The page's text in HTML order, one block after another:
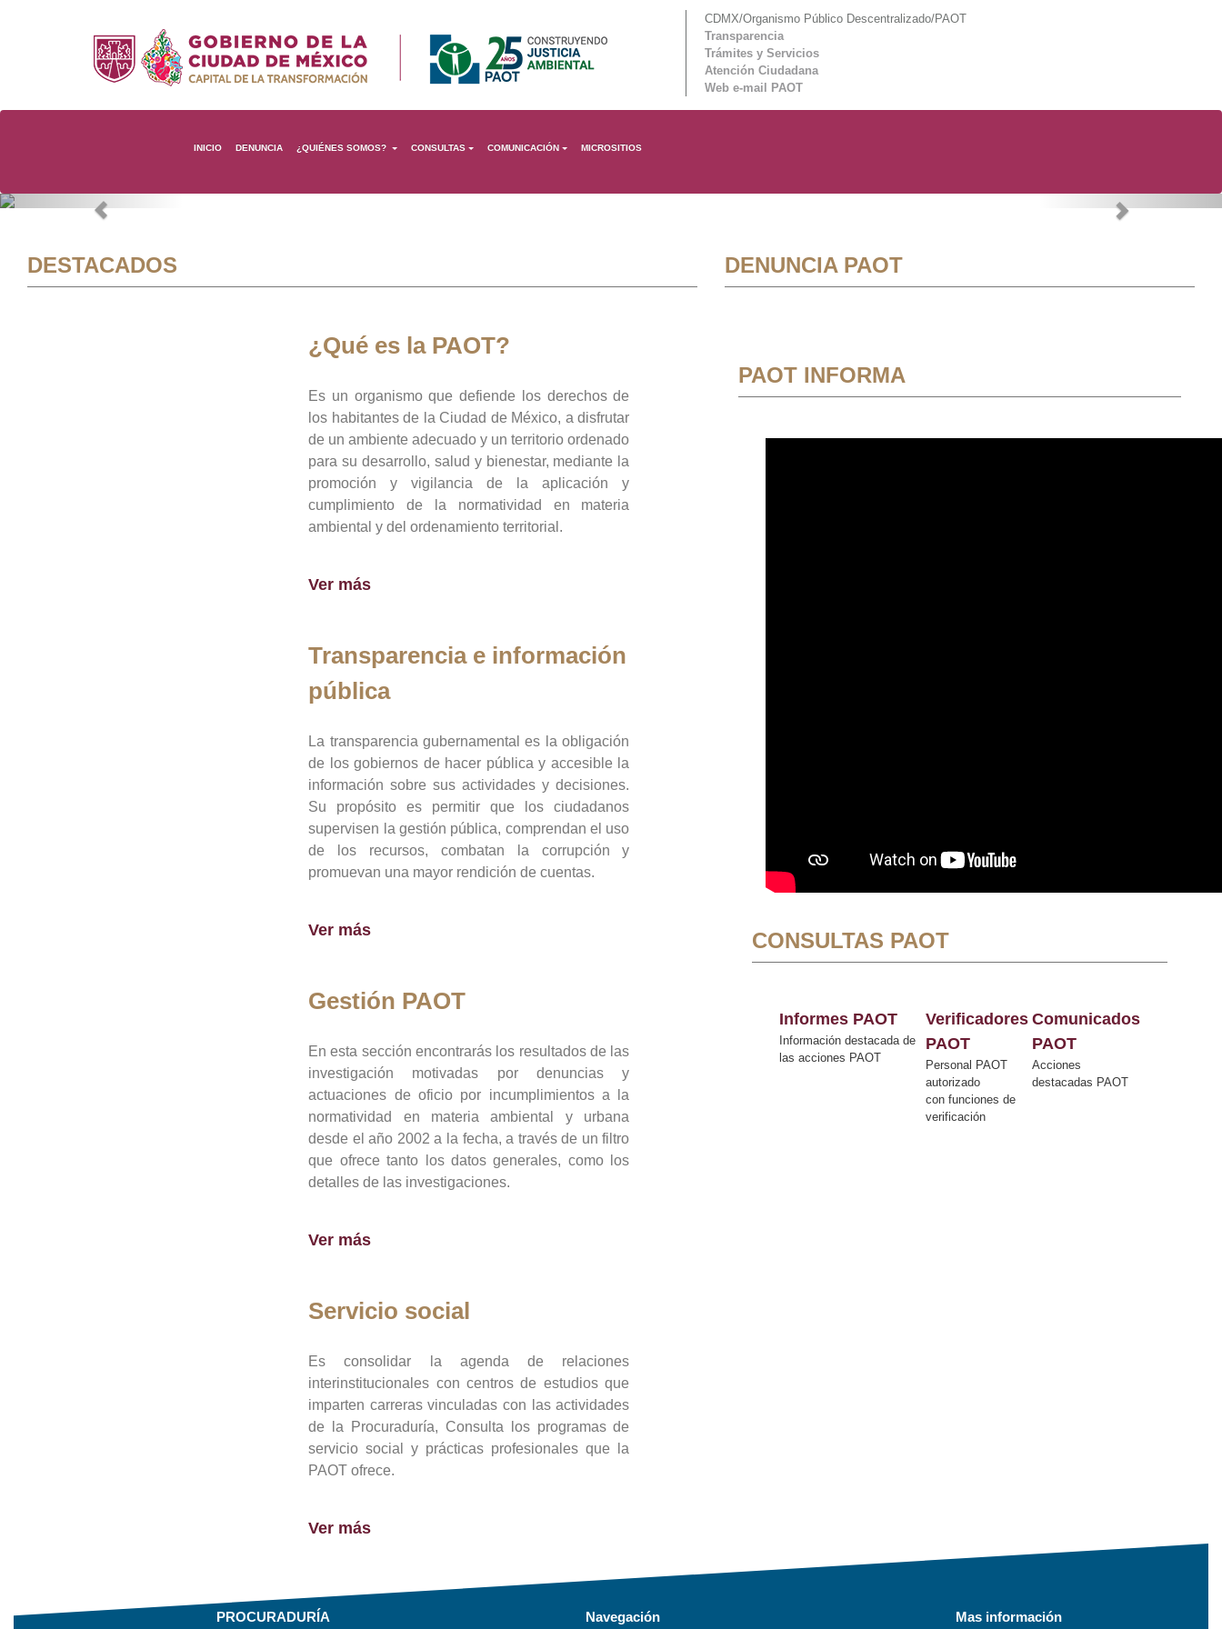
CDMX/Organismo Público Descentralizado/PAOT
Transparencia
Trámites y Servicios
Atención Ciudadana
Web e-mail PAOT
INICIO DENUNCIA ¿QUIÉNES SOMOS? CONSULTAS COMUNICACIÓN MICROSITIOS
Previous Next
DESTACADOS
¿Qué es la PAOT?
Es un organismo que defiende los derechos de
los habitantes de la Ciudad de México, a disfrutar
de un ambiente adecuado y un territorio ordenado
para su desarrollo, salud y bienestar, mediante la
promoción y vigilancia de la aplicación y
cumplimiento de la normatividad en materia
ambiental y del ordenamiento territorial.
Ver más
Transparencia e información
pública
La transparencia gubernamental es la obligación
de los gobiernos de hacer pública y accesible la
información sobre sus actividades y decisiones.
Su propósito es permitir que los ciudadanos
supervisen la gestión pública, comprendan el uso
de los recursos, combatan la corrupción y
promuevan una mayor rendición de cuentas.
Ver más
Gestión PAOT
En esta sección encontrarás los resultados de las
investigación motivadas por denuncias y
actuaciones de oficio por incumplimientos a la
normatividad en materia ambiental y urbana
desde el año 2002 a la fecha, a través de un filtro
que ofrece tanto los datos generales, como los
detalles de las investigaciones.
Ver más
Servicio social
Es consolidar la agenda de relaciones
interinstitucionales con centros de estudios que
imparten carreras vinculadas con las actividades
de la Procuraduría, Consulta los programas de
servicio social y prácticas profesionales que la
PAOT ofrece.
Ver más
DENUNCIA PAOT
PAOT INFORMA
CONSULTAS PAOT
Informes PAOT
Información destacada de
las acciones PAOT
Verificadores
PAOT
Personal PAOT
autorizado
con funciones de
verificación
Comunicados
PAOT
Acciones
destacadas PAOT
PROCURADURÍA Navegación Mas información